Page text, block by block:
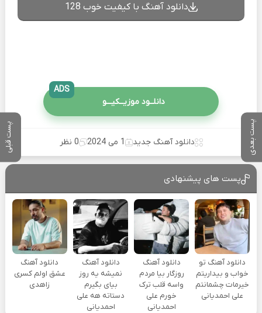
پست بعدی پست قبلی
دانلود آهنگ با کیفیت خوب 128
دانلــود موزیــکیـــو
ADS
دانلود آهنگ جدید 1 می 2024 0 نظر
پست های پیشنهادی
دانلود آهنگ تو
خواب و بیداریتم
خیرمات چشمانتم
علی احمدیانی
دانلود آهنگ
روزگار بیا مردم
واسه قلب ترک
خورم علی
احمدیانی
دانلود آهنگ
نمیشه یه روز
بیای بگیرم
دستاته هه علی
احمدیانی
دانلود آهنگ
عشق اولم کسری
زاهدی